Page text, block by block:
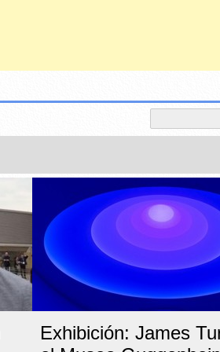
Exhibición: James